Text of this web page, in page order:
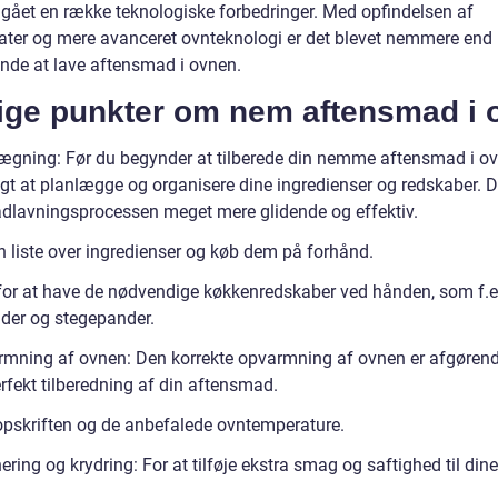
en række teknologiske forbedringer. Med opfindelsen af
og mere avanceret ovnteknologi er det blevet nemmere end
at lave aftensmad i ovnen.
punkter om nem aftensmad i
Før du begynder at tilberede din nemme aftensmad i
at planlægge og organisere dine ingredienser og redskaber.
meget mere glidende og effektiv.
liste over ingredienser og køb dem på forhånd.
at have de nødvendige køkkenredskaber ved hånden, som
og stegepander.
af ovnen: Den korrekte opvarmning af ovnen er
tilberedning af din aftensmad.
og de anbefalede ovntemperature.
og krydring: For at tilføje ekstra smag og saftighed til dine